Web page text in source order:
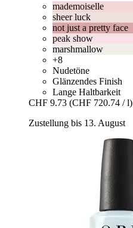
mademoiselle
sheer luck
not just a pretty face
peak show
marshmallow
+8
Nudetöne
Glänzendes Finish
Lange Haltbarkeit
CHF 9.73 (CHF 720.74 / l)
Zustellung bis 13. August